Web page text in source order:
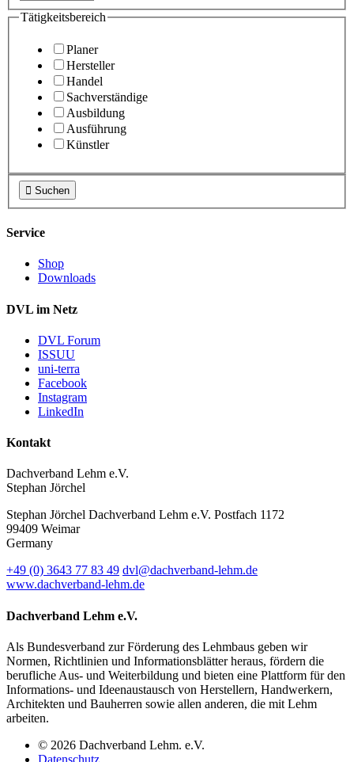
Tätigkeitsbereich
Planer
Hersteller
Handel
Sachverständige
Ausbildung
Ausführung
Künstler
 Suchen
Service
Shop
Downloads
DVL im Netz
DVL Forum
ISSUU
uni-terra
Facebook
Instagram
LinkedIn
Kontakt
Dachverband Lehm e.V.
Stephan Jörchel
Stephan Jörchel Dachverband Lehm e.V. Postfach 1172
99409 Weimar
Germany
+49 (0) 3643 77 83 49 dvl@dachverband-lehm.de
www.dachverband-lehm.de
Dachverband Lehm e.V.
Als Bundesverband zur Förderung des Lehmbaus geben wir
Normen, Richtlinien und Informationsblätter heraus, fördern die
berufliche Aus- und Weiterbildung und bieten eine Plattform für den
Informations- und Ideenaustausch von Herstellern, Handwerkern,
Architekten und Bauherren sowie allen anderen, die mit Lehm
arbeiten.
© 2026 Dachverband Lehm. e.V.
Datenschutz